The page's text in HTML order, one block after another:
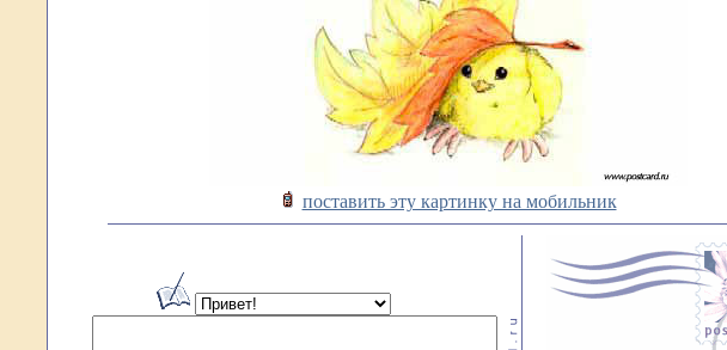
поставить эту картинку на мобильник